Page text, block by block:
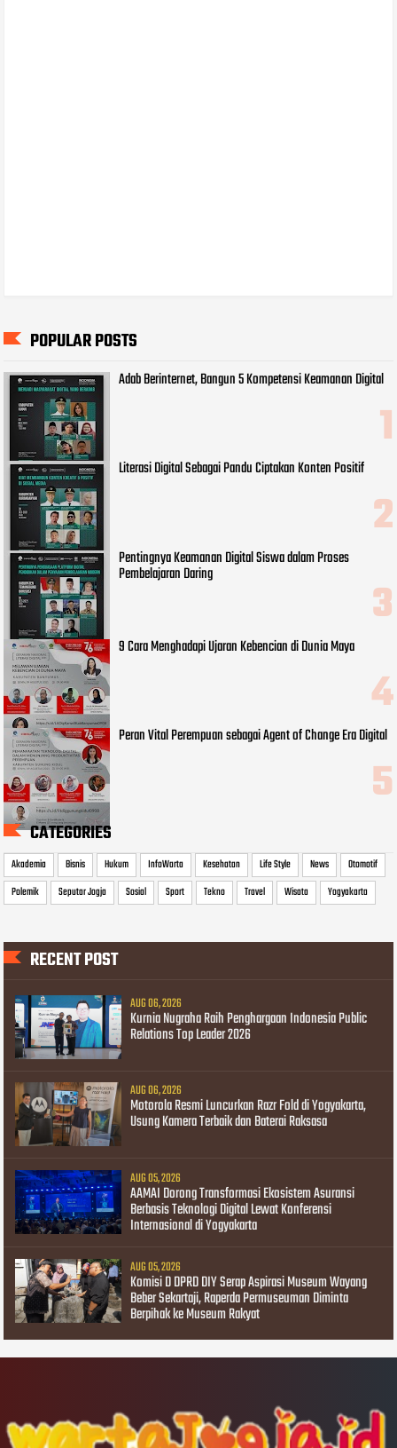
POPULAR POSTS
Adab Berinternet, Bangun 5 Kompetensi Keamanan Digital
Literasi Digital Sebagai Pandu Ciptakan Konten Positif
Pentingnya Keamanan Digital Siswa dalam Proses
Pembelajaran Daring
9 Cara Menghadapi Ujaran Kebencian di Dunia Maya
Peran Vital Perempuan sebagai Agent of Change Era Digital
CATEGORIES
Akademia Bisnis Hukum InfoWarta Kesehatan Life Style News
Otomotif
Polemik
Seputar Jogja Sosial Sport Tekno Travel Wisata Yogyakarta
RECENT POST
AUG 06, 2026
Kurnia Nugraha Raih Penghargaan Indonesia Public
Relations Top Leader 2026
AUG 06, 2026
Motorola Resmi Luncurkan Razr Fold di Yogyakarta,
Usung Kamera Terbaik dan Baterai Raksasa
AUG 05, 2026
AAMAI Dorong Transformasi Ekosistem Asuransi
Berbasis Teknologi Digital Lewat Konferensi
Internasional di Yogyakarta
AUG 05, 2026
Komisi D DPRD DIY Serap Aspirasi Museum Wayang
Beber Sekartaji, Raperda Permuseuman Diminta
Berpihak ke Museum Rakyat